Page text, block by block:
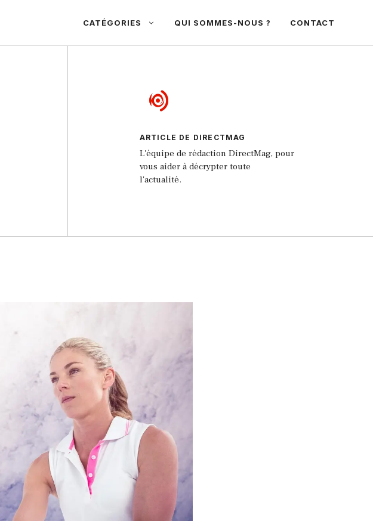
CATÉGORIES QUI SOMMES-NOUS ? CONTACT
ARTICLE DE DIRECTMAG
L'équipe de rédaction DirectMag, pour
vous aider à décrypter toute
l'actualité.